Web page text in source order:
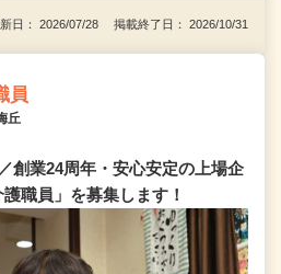
日： 2026/07/28 掲載終了日： 2026/10/31
員
丘
創業24周年・安心安定の上場企
職員」を募集します！